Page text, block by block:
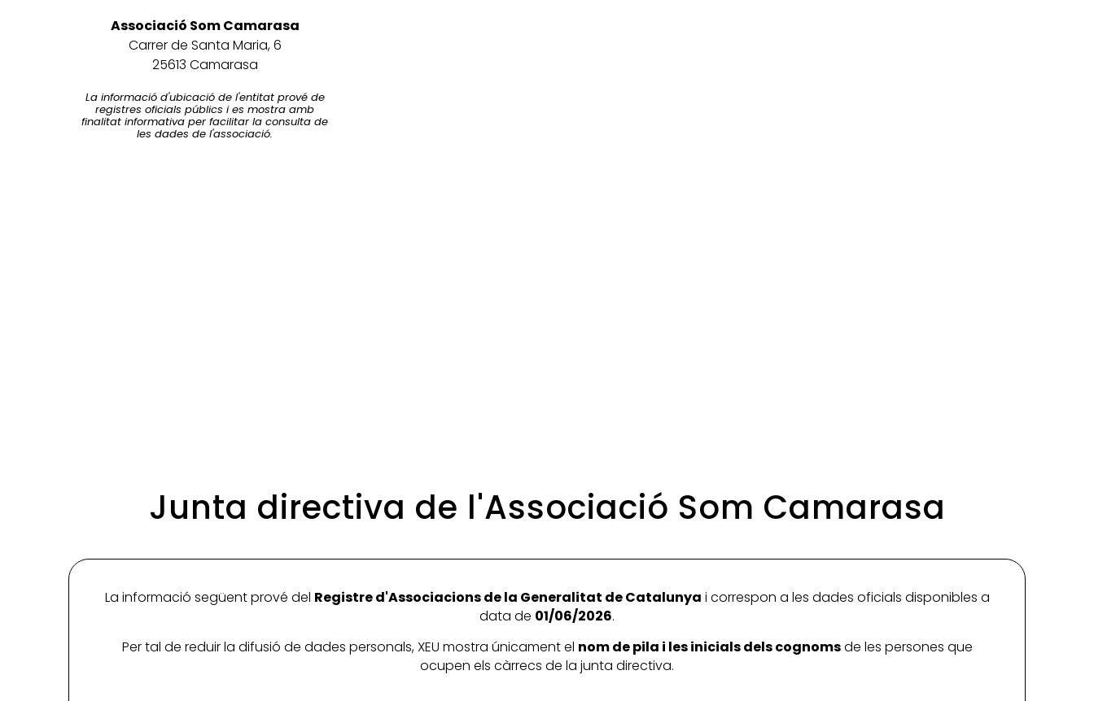
Associació Som Camarasa
Carrer de Santa Maria, 6
25613 Camarasa
La informació d'ubicació de l'entitat prové de
registres oficials públics i es mostra amb
finalitat informativa per facilitar la consulta de
les dades de l'associació.
Junta directiva de l'Associació Som Camarasa
La informació següent prové del Registre d'Associacions de la Generalitat de Catalunya i correspon a les dades oficials disponibles a
data de 01/06/2026.
Per tal de reduir la difusió de dades personals, XEU mostra únicament el nom de pila i les inicials dels cognomsde les persones que
ocupen els càrrecs de la junta directiva.